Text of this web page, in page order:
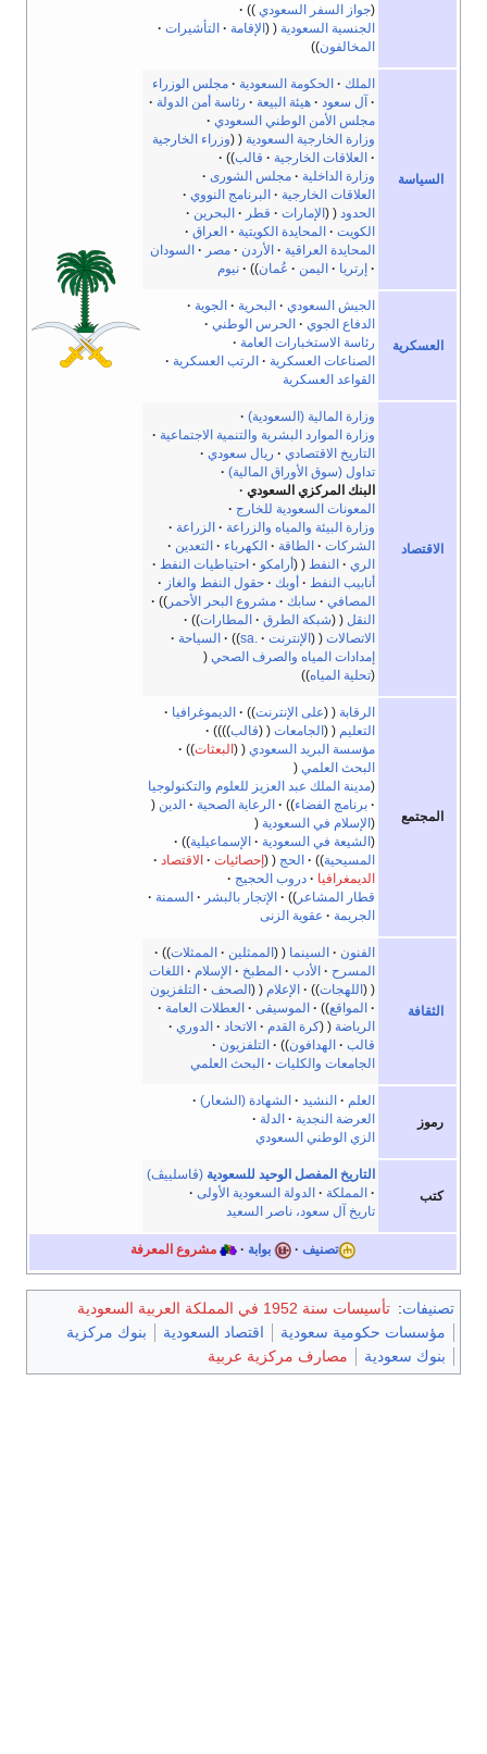
جواز السفر السعودي
الجنسية السعودية
الإقامة
التأشيرات
المخالفون
السياسة
الملك الحكومة السعودية
مجلس الوزراء
آل سعود
هيئة البيعة
رئاسة أمن الدولة
مجلس الأمن الوطني السعودي
وزارة الخارجية السعودية
وزراء الخارجية
العلاقات الخارجية
قالب
وزارة الداخلية
مجلس الشورى
العلاقات الخارجية
البرنامج النووي
الحدود
الإمارات قطر
البحرين
الكويت
المحايدة الكويتية
العراق
المحايدة العراقية
الأردن مصر
السودان
إرتريا
اليمن عُمان نيوم
العسكرية
الجيش السعودي البحرية
الجوية
الدفاع الجوي
الحرس الوطني
رئاسة الاستخبارات العامة
الصناعات العسكرية
الرتب العسكرية
القواعد العسكرية
الاقتصاد
وزارة المالية (السعودية)
وزارة الموارد البشرية والتنمية الاجتماعية
التاريخ الاقتصادي
ريال سعودي
تداول (سوق الأوراق المالية)
البنك المركزي السعودي
المعونات السعودية للخارج
وزارة البيئة والمياه والزراعة
الزراعة
الشركات
الطاقة الكهرباء
التعدين
الري
النفط أرامكو
احتياطيات النفط
أنابيب النفط
أوبك
حقول النفط والغاز
المصافي
سابك
مشروع البحر الأحمر
النقل
شبكة الطرق
المطارات
الاتصالات
الإنترنت .sa
السياحة
إمدادات المياه والصرف الصحي
تحلية المياه
المجتمع
الرقابة على الإنترنت
الديموغرافيا
التعليم
الجامعات
قالب
مؤسسة البريد السعودي
البعثات
البحث العلمي
مدينة الملك عبد العزيز للعلوم والتكنولوجيا
برنامج الفضاء
الرعاية الصحية
الدين
الإسلام في السعودية
الشيعة في السعودية
الإسماعيلية
المسيحية
الحج إحصائيات
الاقتصاد
الديمغرافيا
دروب الحجيج
قطار المشاعر
الإتجار بالبشر
السمنة
الجريمة
عقوية الزنى
الثقافة
الفنون السينما الممثلين
الممثلات
المسرح
الأدب المطبخ الإسلام
اللغات
اللهجات
الإعلام الصحف
التلفزيون
المواقع
الموسيقى
العطلات العامة
الرياضة
كرة القدم الاتحاد
الدوري
قالب
الهدافون
التلفزيون
الجامعات والكليات
البحث العلمي
رموز
العلم النشيد
الشهادة (الشعار)
العرضة النجدية
الدلة
الزي الوطني السعودي
كتب
التاريخ المفصل الوحيد للسعودية (ڤاسلييڤ)
المملكة
الدولة السعودية الأولى
تاريخ آل سعود، ناصر السعيد
تصنيف بوابة مشروع المعرفة
تصنيفات: تأسيسات سنة 1952 في المملكة العربية السعودية
مؤسسات حكومية سعودية
اقتصاد السعودية
بنوك مركزية
بنوك سعودية
مصارف مركزية عربية